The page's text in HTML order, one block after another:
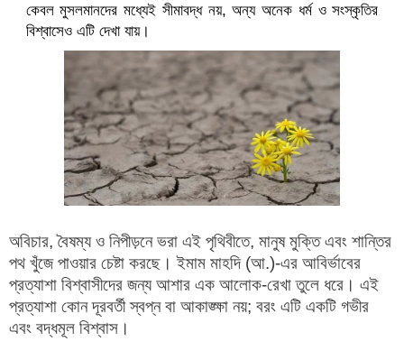
কেবল মুসলমানদের মধ্যেই সীমাবদ্ধ নয়, অন্য অনেক ধর্ম ও সংস্কৃতির
বিশ্বাসেও এটি দেখা যায়।
অবিচার, বৈষম্য ও নিপীড়নে ভরা এই পৃথিবীতে, মানুষ মুক্তি এবং শান্তির
পথ খুঁজে পাওয়ার চেষ্টা করছে। ইমাম মাহদি (আ.)-এর আবির্ভাবের
প্রত্যাশা বিশ্বাসীদের জন্য আশার এক আলোক-রেখা তুলে ধরে। এই
প্রত্যাশা কোন দূরবর্তী স্বপ্ন বা আকাঙ্ক্ষা নয়; বরং এটি একটি গভীর
এবং বদ্ধমূল বিশ্বাস।